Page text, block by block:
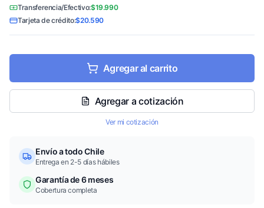
Transferencia/Efectivo:$19.990
Tarjeta de crédito:$20.590
Agregar al carrito
Agregar a cotización
Ver mi cotización
Envío a todo Chile
Entrega en 2-5 días hábiles
Garantía de 6 meses
Cobertura completa